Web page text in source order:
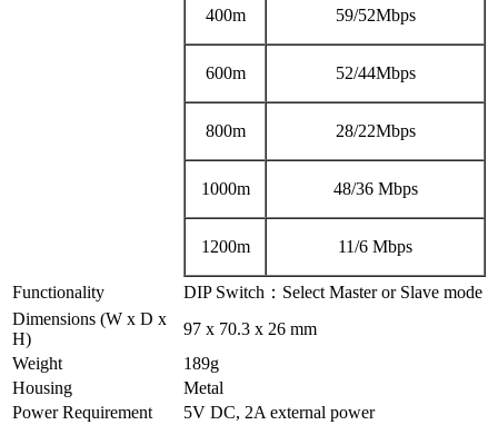
400m 59/52Mbps
600m 52/44Mbps
800m 28/22Mbps
1000m 48/36 Mbps
1200m 11/6 Mbps
Functionality
DIP Switch：Select Master or Slave mode
Dimensions (W x D x
H)
97 x 70.3 x 26 mm
Weight
189g
Housing
Metal
Power Requirement
5V DC, 2A external power